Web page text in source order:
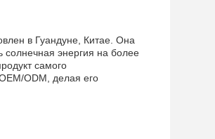
в Гуандуне, Китае. Она
энергия на более
самого
ODM, делая его